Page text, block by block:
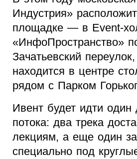
Индустрия»
площадке — в Event-
«ИнфоПространство»
Зачатьевский
находится в центре
рядом с Парком
Ивент будет идти один
потока: два трека
лекциям, а еще один
специально под